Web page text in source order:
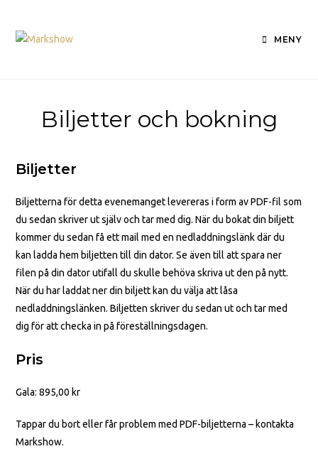
MENY
Biljetter och bokning
Biljetter
Biljetterna för detta evenemanget levereras i form av PDF-fil som
du sedan skriver ut själv och tar med dig. När du bokat din biljett
kommer du sedan få ett mail med en nedladdningslänk där du
kan ladda hem biljetten till din dator. Se även till att spara ner
filen på din dator utifall du skulle behöva skriva ut den på nytt.
När du har laddat ner din biljett kan du välja att låsa
nedladdningslänken. Biljetten skriver du sedan ut och tar med
dig för att checka in på föreställningsdagen.
Pris
Gala: 895,00 kr
Tappar du bort eller får problem med PDF-biljetterna – kontakta
Markshow.